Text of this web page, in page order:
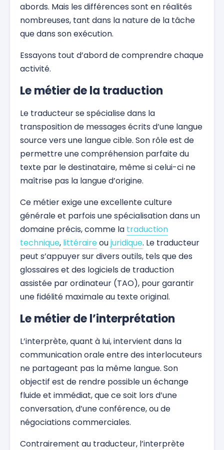
abords. Mais les différences sont en réalités
nombreuses, tant dans la nature de la tâche
que dans son exécution.
Essayons tout d’abord de comprendre chaque
activité.
Le métier de la traduction
Le traducteur se spécialise dans la
transposition de messages écrits d’une langue
source vers une langue cible. Son rôle est de
permettre une compréhension parfaite du
texte par le destinataire, même si celui-ci ne
maîtrise pas la langue d’origine.
Ce métier exige une excellente culture
générale et parfois une spécialisation dans un
domaine précis, comme la traduction
technique, littéraireoujuridique. Le traducteur
peut s’appuyer sur divers outils, tels que des
glossaires et des logiciels de traduction
assistée par ordinateur (TAO), pour garantir
une fidélité maximale au texte original.
Le métier de l’interprétation
L’interprète, quant à lui, intervient dans la
communication orale entre des interlocuteurs
ne partageant pas la même langue. Son
objectif est de rendre possible un échange
fluide et immédiat, que ce soit lors d’une
conversation, d’une conférence, ou de
négociations commerciales.
Contrairement au traducteur, l’interprète